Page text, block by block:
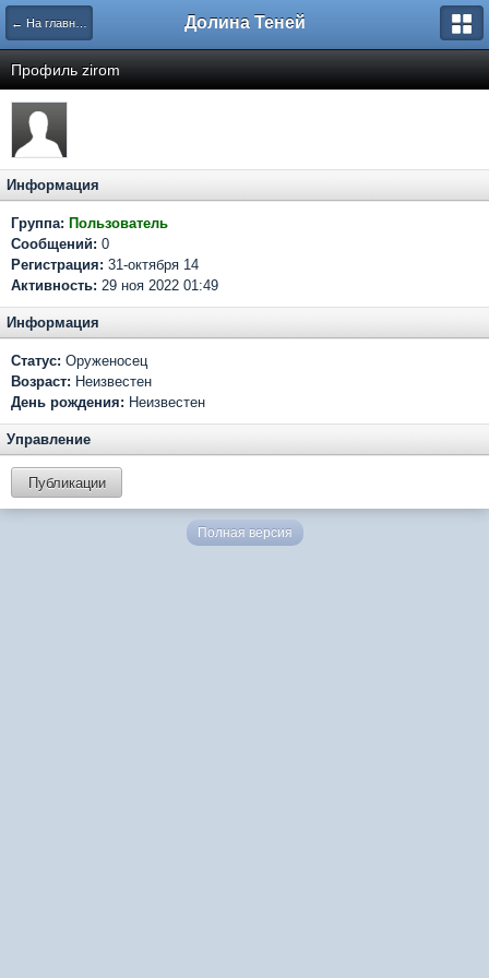
← На главную Долина Теней
Профиль zirom
Информация
Группа: Пользователь
Сообщений: 0
Регистрация: 31-октября 14
Активность: 29 ноя 2022 01:49
Информация
Статус: Оруженосец
Возраст: Неизвестен
День рождения: Неизвестен
Управление
Публикации
Полная версия